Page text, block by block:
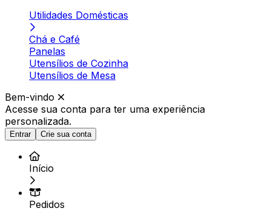
Utilidades Domésticas
Chá e Café
Panelas
Utensílios de Cozinha
Utensílios de Mesa
Bem-vindo
Acesse sua conta para ter uma experiência
personalizada.
Entrar Crie sua conta
Início
Pedidos